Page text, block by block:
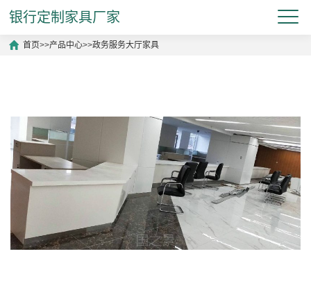
银行定制家具厂家
首页>>产品中心>>政务服务大厅家具